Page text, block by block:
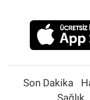
Son Dakika